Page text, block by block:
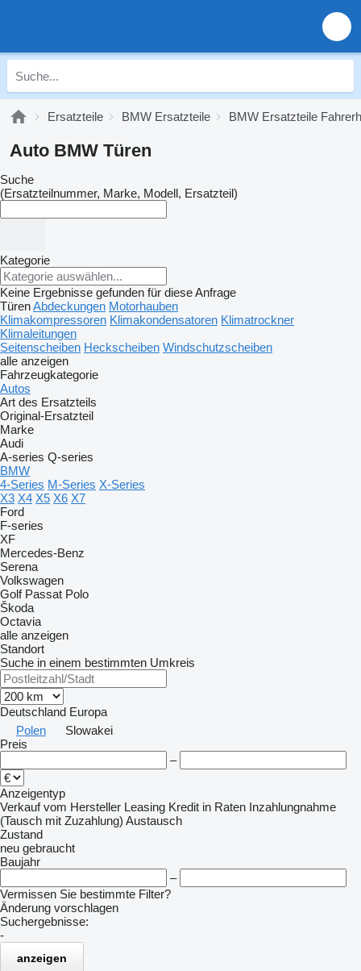
Ersatzteile BMW Ersatzteile BMW Ersatzteile
Auto BMW Türen
Suche
(Ersatzteilnummer, Marke, Modell, Ersatzteil)
Kategorie
Keine Ergebnisse gefunden für diese Anfrage
TürenAbdeckungen Motorhauben
Klimakompressoren Klimakondensatoren Klimatrockner
Klimaleitungen
Seitenscheiben Heckscheiben Windschutzscheiben
alle anzeigen
Fahrzeugkategorie
Autos
Art des Ersatzteils
Original-Ersatzteil
Marke
Audi
A-series Q-series
BMW
4-Series M-Series X-Series
X3 X4 X5 X6 X7
Ford
F-series
XF
Mercedes-Benz
Serena
Volkswagen
Golf Passat Polo
Škoda
Octavia
alle anzeigen
Standort
Suche in einem bestimmten Umkreis
Deutschland Europa
Polen
Slowakei
Preis
–
Anzeigentyp
Verkauf vom Hersteller Leasing Kredit in Raten Inzahlungnahme
(Tausch mit Zuzahlung) Austausch
Zustand
neu gebraucht
Baujahr
–
Vermissen Sie bestimmte Filter?
Änderung vorschlagen
Suchergebnisse:
-
anzeigen